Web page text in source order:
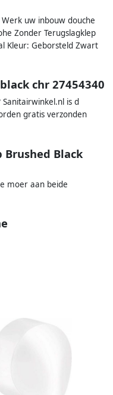
uw inbouw douche
Zonder Terugslagklep
Kleur: Geborsteld Zwart
chr 27454340
is d
gratis verzonden
Black
moer aan beide